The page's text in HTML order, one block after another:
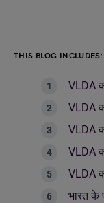
THIS BLOG INCLUDES:
VLDA
VLDA
VLDA
VLDA
VLDA
भारत के